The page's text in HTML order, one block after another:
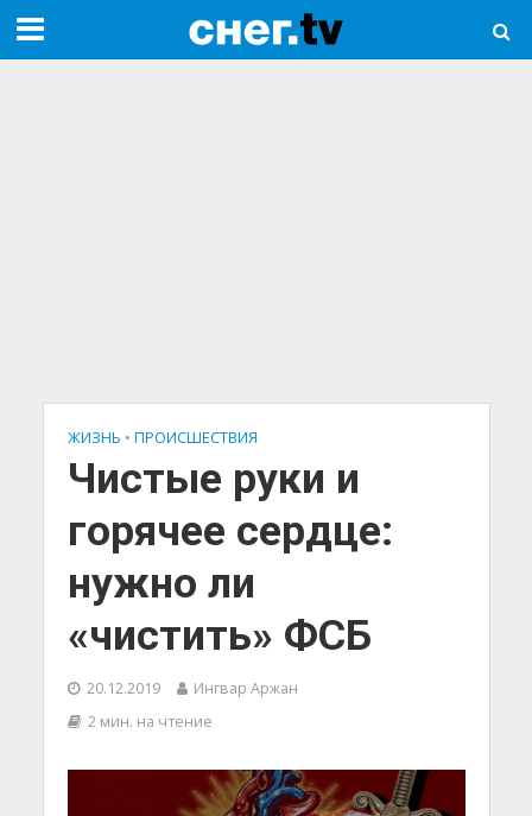
ЖИЗНЬ • ПРОИСШЕСТВИЯ
Чистые руки и
горячее сердце:
нужно ли
«чистить» ФСБ
20.12.2019
Ингвар Аржан
2 мин. на чтение